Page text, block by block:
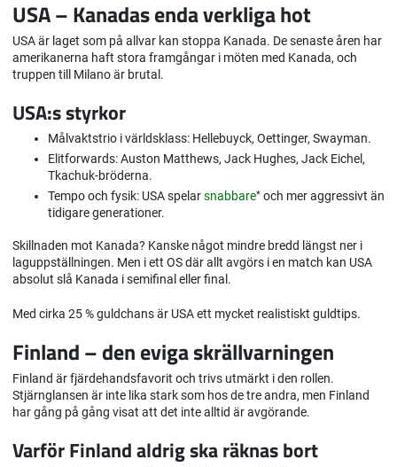
USA – Kanadas enda verkliga hot
USA är laget som på allvar kan stoppa Kanada. De senaste åren har
amerikanerna haft stora framgångar i möten med Kanada, och
truppen till Milano är brutal.
USA:s styrkor
Målvaktstrio i världsklass: Hellebuyck, Oettinger, Swayman.
Elitforwards: Auston Matthews, Jack Hughes, Jack Eichel,
Tkachuk-bröderna.
Tempo och fysik: USA spelarsnabbare* och mer aggressivt än
tidigare generationer.
Skillnaden mot Kanada? Kanske något mindre bredd längst ner i
laguppställningen. Men i ett OS där allt avgörs i en match kan USA
absolut slå Kanada i semifinal eller final.
Med cirka 25 % guldchans är USA ett mycket realistiskt guldtips.
Finland – den eviga skrällvarningen
Finland är fjärdehandsfavorit och trivs utmärkt i den rollen.
Stjärnglansen är inte lika stark som hos de tre andra, men Finland
har gång på gång visat att det inte alltid är avgörande.
Varför Finland aldrig ska räknas bort